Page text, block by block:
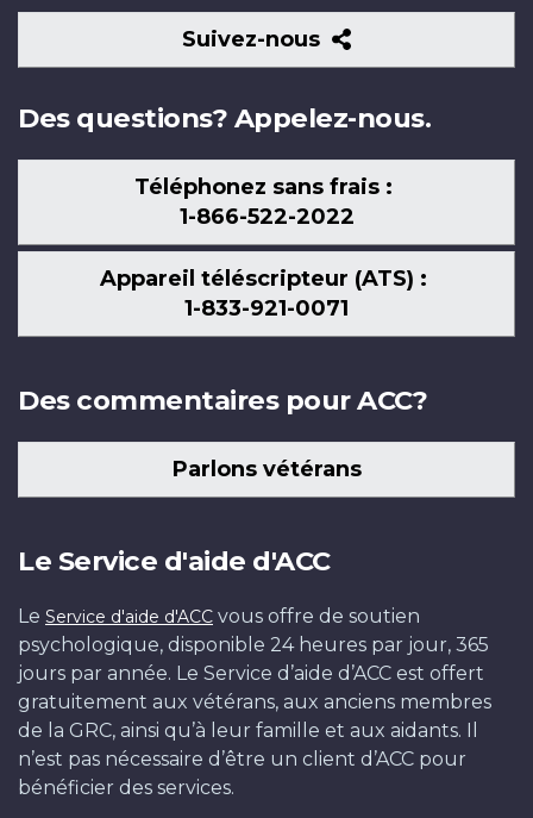
Suivez-nous
Suivez-
nous
Des questions? Appelez-nous.
Téléphonez sans frais :
1-866-522-2022
Appareil téléscripteur (ATS) :
1-833-921-0071
Des commentaires pour ACC?
Parlons vétérans
Le Service d'aide d'ACC
Le Service d'aide d'ACC vous offre de soutien
psychologique, disponible 24 heures par jour, 365
jours par année. Le Service d’aide d’ACC est offert
gratuitement aux vétérans, aux anciens membres
de la GRC, ainsi qu’à leur famille et aux aidants. Il
n’est pas nécessaire d’être un client d’ACC pour
bénéficier des services.